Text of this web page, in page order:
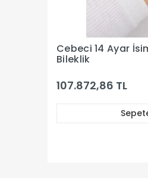
Cebeci 14 Ayar
Bileklik
107.872,86 TL